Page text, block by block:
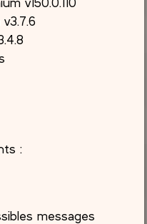
:
messages